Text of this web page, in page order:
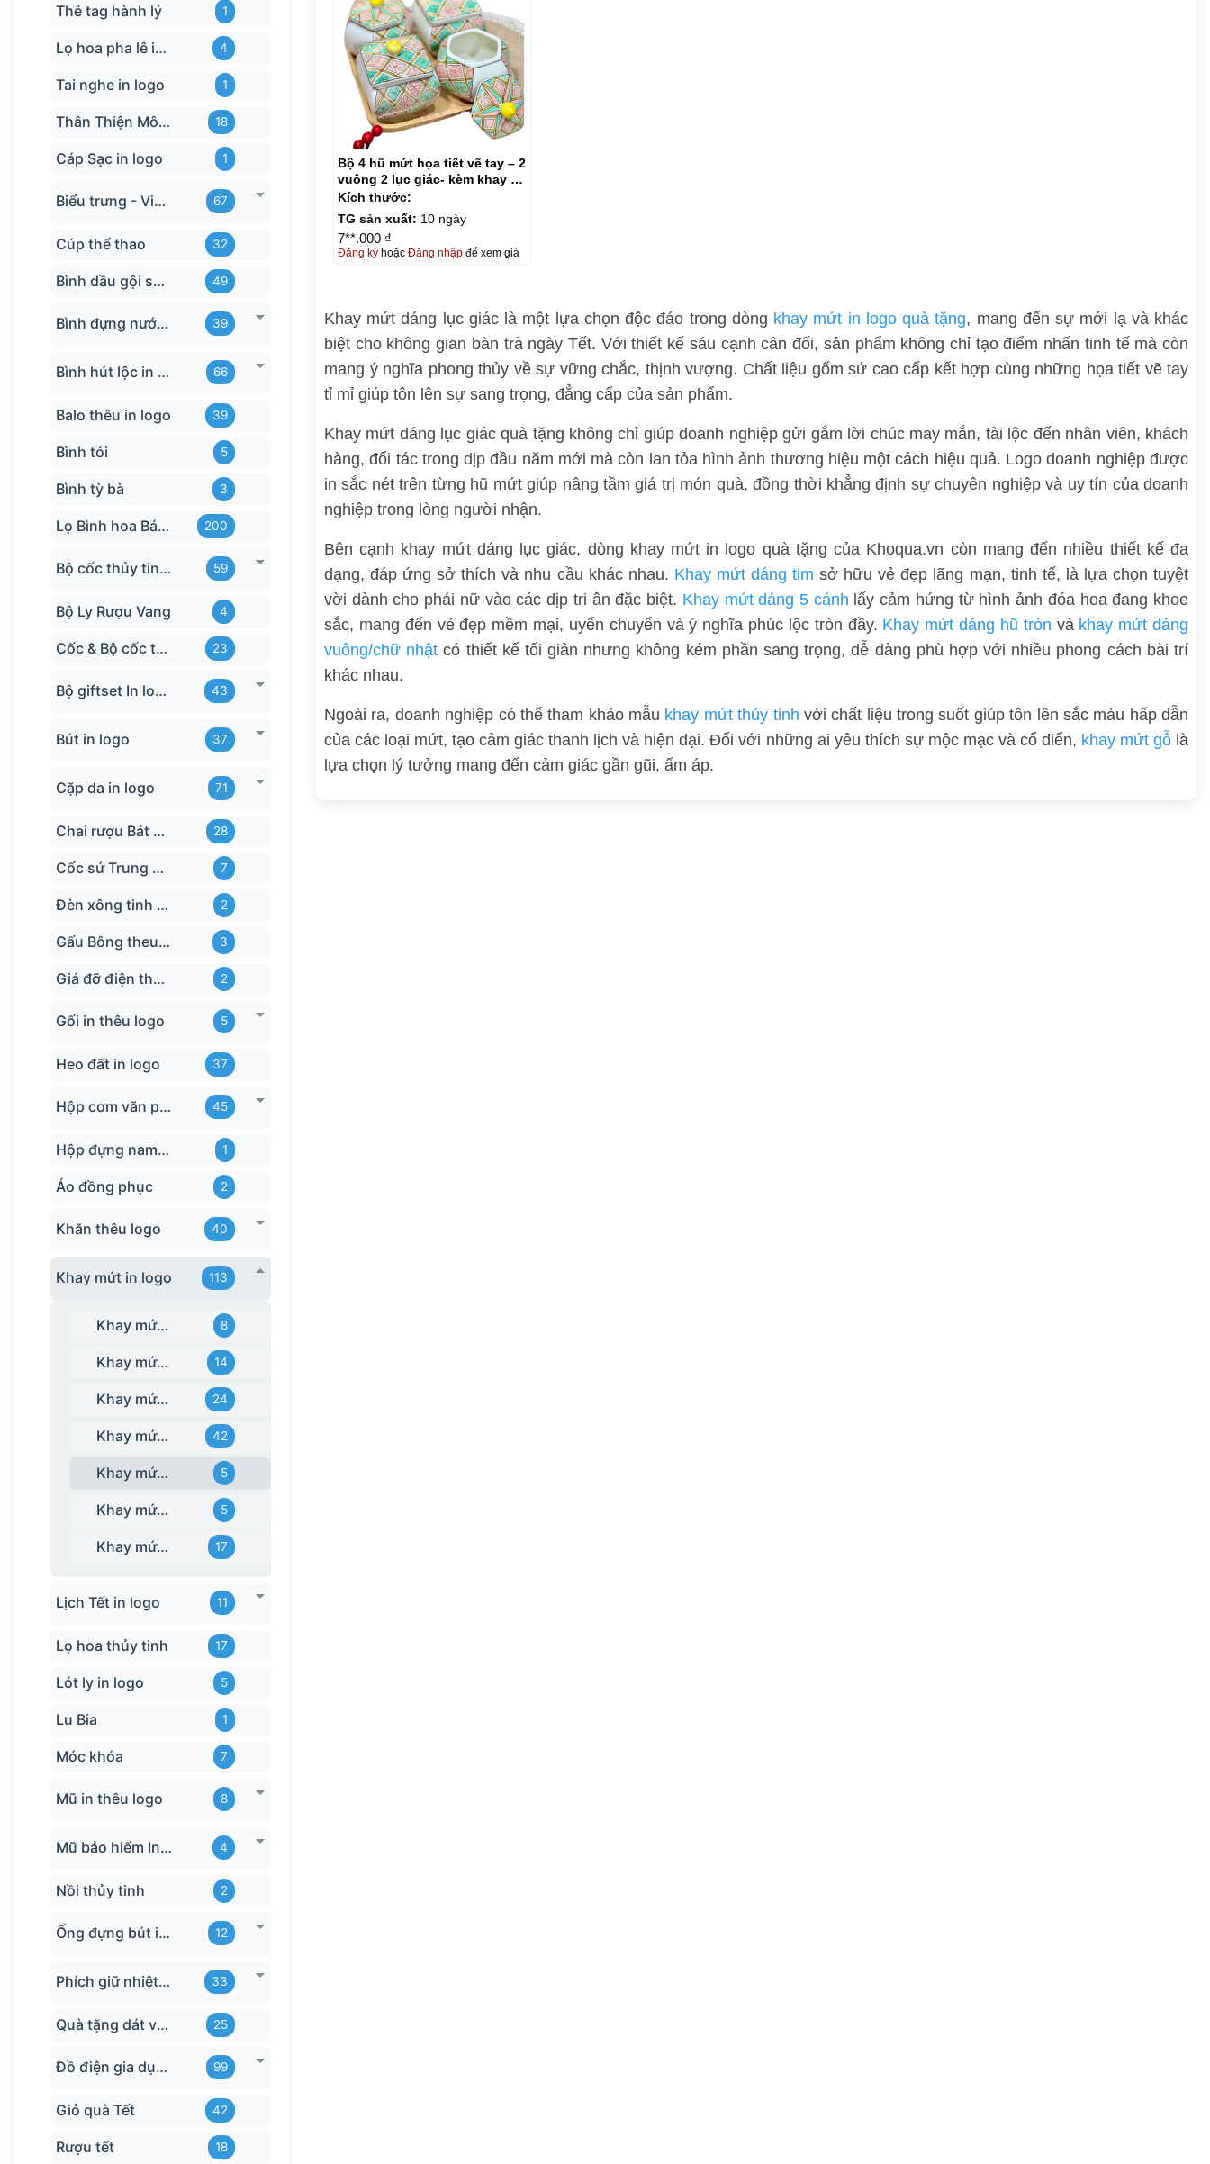
Thẻ tag hành lý 1
Lọ hoa pha lê in logo 4
Tai nghe in logo 1
Thân Thiện Môi trường 18
Cáp Sạc in logo 1
Biểu trưng - Vinh danh in logo 67
Cúp thể thao 32
Bình dầu gội sữa tắm 49
Bình đựng nước in logo 39
Bình hút lộc in logo 66
Balo thêu in logo 39
Bình tỏi 5
Bình tỳ bà 3
Lọ Bình hoa Bát Tràng in logo 200
Bộ cốc thủy tinh hãng 59
Bộ Ly Rượu Vang 4
Cốc & Bộ cốc thủy tinh TQ 23
Bộ giftset In logo 43
Bút in logo 37
Cặp da in logo 71
Chai rượu Bát Tràng 28
Cốc sứ Trung Quốc 7
Đèn xông tinh dầu 2
Gấu Bông theu-logo 3
Giá đỡ điện thoại 2
Gối in thêu logo 5
Heo đất in logo 37
Hộp cơm văn phòng 45
Hộp đựng name card 1
Áo đồng phục 2
Khăn thêu logo 40
Khay mứt in logo 113
Khay mứt gỗ 8
Khay mứt thủy tinh 14
Khay mứt dáng 5 cánh 24
Khay mứt dáng hũ tròn 42
Khay mứt dáng lục giác 5
Khay mứt dáng tim 5
Khay mứt dáng vuông/chữ nhật 17
Lịch Tết in logo 11
Lọ hoa thủy tinh 17
Lót ly in logo 5
Lu Bia 1
Móc khóa 7
Mũ in thêu logo 8
Mũ bảo hiểm In logo 4
Nồi thủy tinh 2
Ống đựng bút in logo 12
Phích giữ nhiệt quà tặng 33
Quà tặng dát vàng 25
Đồ điện gia dụng in logo 99
Giỏ quà Tết 42
Rượu tết 18
Bộ 4 hũ mứt họa tiết vẽ tay – 2
vuông 2 lục giác- kèm khay gỗ
(2)
Kích thước:
TG sản xuất: 10 ngày
7**.000 ₫
Đăng kýhoặc Đăng nhậpđể xem giá
Khay mứt dáng lục giác là một lựa chọn độc đáo trong dòng khay mứt in logo quà tặng, mang đến sự mới lạ và khác
biệt cho không gian bàn trà ngày Tết. Với thiết kế sáu cạnh cân đối, sản phẩm không chỉ tạo điểm nhấn tinh tế mà còn
mang ý nghĩa phong thủy về sự vững chắc, thịnh vượng. Chất liệu gốm sứ cao cấp kết hợp cùng những họa tiết vẽ tay
tỉ mỉ giúp tôn lên sự sang trọng, đẳng cấp của sản phẩm.
Khay mứt dáng lục giác quà tặng không chỉ giúp doanh nghiệp gửi gắm lời chúc may mắn, tài lộc đến nhân viên, khách
hàng, đối tác trong dịp đầu năm mới mà còn lan tỏa hình ảnh thương hiệu một cách hiệu quả. Logo doanh nghiệp được
in sắc nét trên từng hũ mứt giúp nâng tầm giá trị món quà, đồng thời khẳng định sự chuyên nghiệp và uy tín của doanh
nghiệp trong lòng người nhận.
Bên cạnh khay mứt dáng lục giác, dòng khay mứt in logo quà tặng của Khoqua.vn còn mang đến nhiều thiết kế đa
dạng, đáp ứng sở thích và nhu cầu khác nhau. Khay mứt dáng tim sở hữu vẻ đẹp lãng mạn, tinh tế, là lựa chọn tuyệt
vời dành cho phái nữ vào các dịp tri ân đặc biệt. Khay mứt dáng 5 cánh lấy cảm hứng từ hình ảnh đóa hoa đang khoe
sắc, mang đến vẻ đẹp mềm mại, uyển chuyển và ý nghĩa phúc lộc tròn đầy. Khay mứt dáng hũ tròn và khay mứt dáng
vuông/chữ nhật có thiết kế tối giản nhưng không kém phần sang trọng, dễ dàng phù hợp với nhiều phong cách bài trí
khác nhau.
Ngoài ra, doanh nghiệp có thể tham khảo mẫu khay mứt thủy tinh với chất liệu trong suốt giúp tôn lên sắc màu hấp dẫn
của các loại mứt, tạo cảm giác thanh lịch và hiện đại. Đối với những ai yêu thích sự mộc mạc và cổ điển, khay mứt gỗlà
lựa chọn lý tưởng mang đến cảm giác gần gũi, ấm áp.